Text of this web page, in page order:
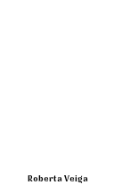
Roberta Veiga